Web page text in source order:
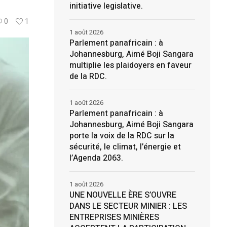
0 1
initiative legislative.
Parlement panafricain : à
Johannesburg, Aimé Boji Sangara
multiplie les plaidoyers en faveur
de la RDC.
1 août 2026
Parlement panafricain : à
Johannesburg, Aimé Boji Sangara
porte la voix de la RDC sur la
sécurité, le climat, l’énergie et
l’Agenda 2063.
1 août 2026
UNE NOUVELLE ÈRE S’OUVRE
DANS LE SECTEUR MINIER : LES
ENTREPRISES MINIÈRES
1 août 2026